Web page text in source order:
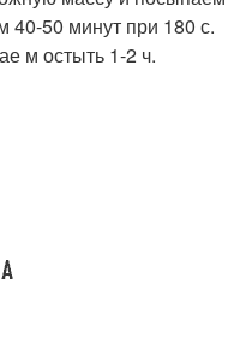
50 минут при 180 с.
м остыть 1-2 ч.